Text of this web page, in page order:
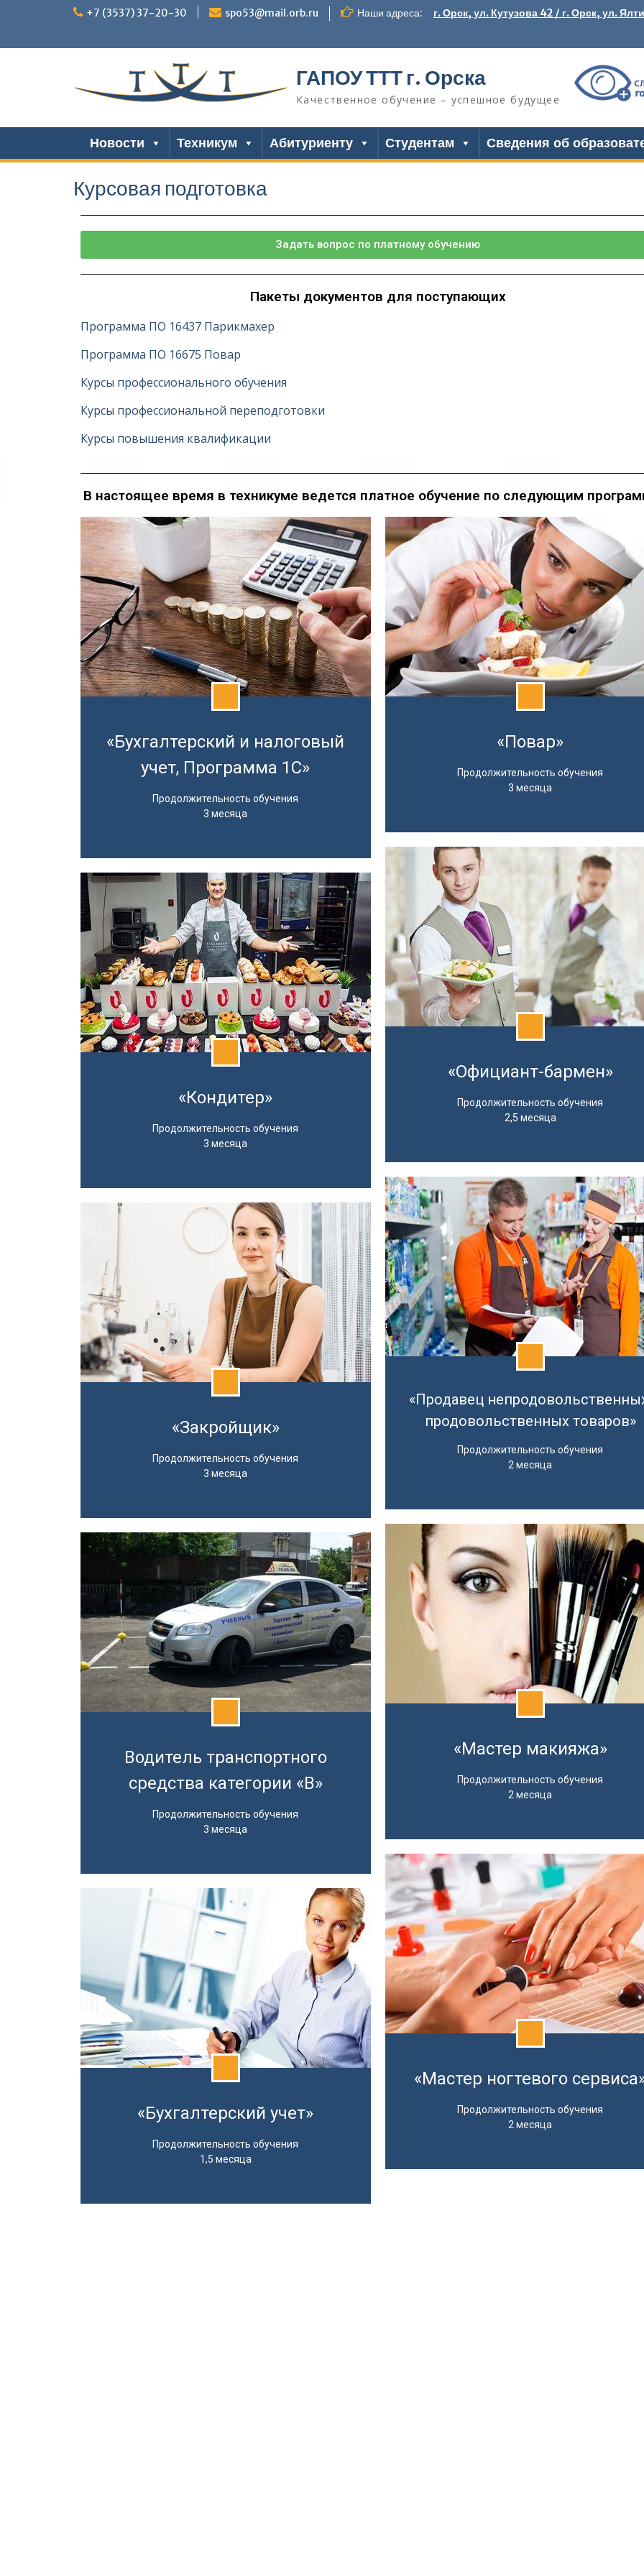
+7 (3537) 37-20-30 spo53@mail.orb.ru Наши адреса: г. Орск, ул. Кутузова 42 / г. Орск, ул.
ГАПОУ ТТТ г. Орска
Качественное обучение – успешное будущее
Новости Техникум Абитуриенту Студентам Сведения об
Курсовая подготовка
Задать вопрос по платному обучению
Пакеты документов для поступающих
Программа ПО 16437 Парикмахер
Программа ПО 16675 Повар
Курсы профессионального обучения
Курсы профессиональной переподготовки
Курсы повышения квалификации
В настоящее время в техникуме ведется платное обучение по следующим
«Бухгалтерский и налоговый
учет, Программа 1С»
Продолжительность обучения
3 месяца
«Кондитер»
Продолжительность обучения
3 месяца
«Закройщик»
Продолжительность обучения
3 месяца
Водитель транспортного
средства категории «B»
Продолжительность обучения
3 месяца
«Бухгалтерский учет»
Продолжительность обучения
1,5 месяца
«Повар»
Продолжительность обучения
3 месяца
«Официант-бармен»
Продолжительность обучения
2,5 месяца
«Продавец
продовольственных товаров»
Продолжительность обучения
2 месяца
«Мастер макияжа»
Продолжительность обучения
2 месяца
«Мастер ногтевого
Продолжительность обучения
2 месяца